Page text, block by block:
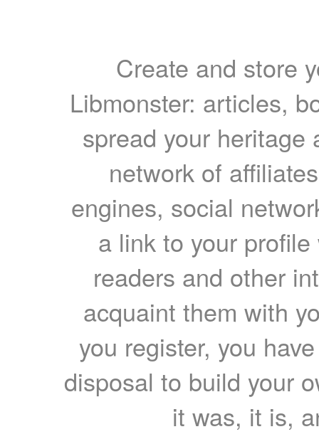
Create and store
Libmonster: articles,
spread your heritage
network of
engines, social
a link to your
readers and other
acquaint them with
you register, you
disposal to build your
it was, it is,